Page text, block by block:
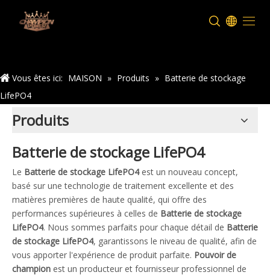
Vous êtes ici: MAISON » Produits » Batterie de stockage
LifePO4
Produits
Batterie de stockage LifePO4
Le Batterie de stockage LifePO4est un nouveau concept,
basé sur une technologie de traitement excellente et des
matières premières de haute qualité, qui offre des
performances supérieures à celles de Batterie de stockage
LifePO4. Nous sommes parfaits pour chaque détail de Batterie
de stockage LifePO4, garantissons le niveau de qualité, afin de
vous apporter l'expérience de produit parfaite. Pouvoir de
champion est un producteur et fournisseur professionnel de